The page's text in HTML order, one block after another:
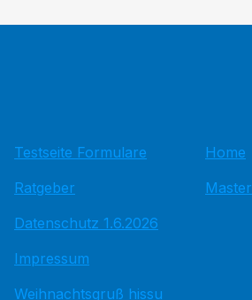
Testseite Formulare
Ratgeber
Datenschutz 1.6.2026
Impressum
Weihnachtsgruß hissu
Home
Master